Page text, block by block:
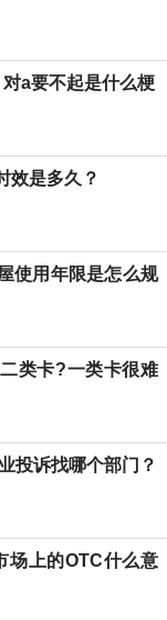
a要不起是什么梗
效是多久？
使用年限是怎么规
类卡?一类卡很难
投诉找哪个部门？
场上的OTC什么意